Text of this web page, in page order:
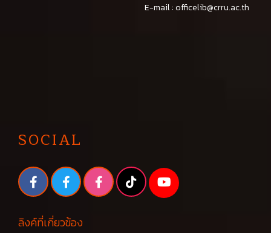
E-mail :officelib@crru.ac.th
SOCIAL
ลิงค์ที่เกี่ยวข้อง